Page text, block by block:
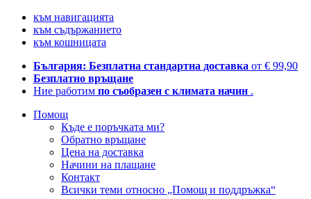
към навигацията
към съдържанието
към кошницата
България: Безплатна стандартна доставка от € 99,90
Безплатно връщане
Ние работим по съобразен с климата начин .
Помощ
Къде е поръчката ми?
Обратно връщане
Цена на доставка
Начини на плащане
Контакт
Всички теми относно „Помощ и поддръжка“